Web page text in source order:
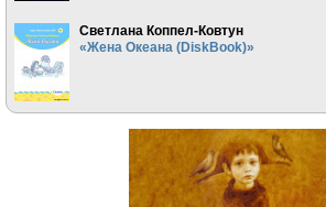
Светлана Коппел-Ковтун
«Жена Океана (DiskBook)»